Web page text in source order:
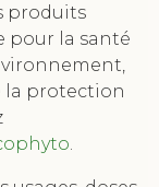
produits
pour la santé
la protection
.